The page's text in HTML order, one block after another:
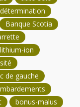
Banque Scotia
ion
de gauche
bonus-malus